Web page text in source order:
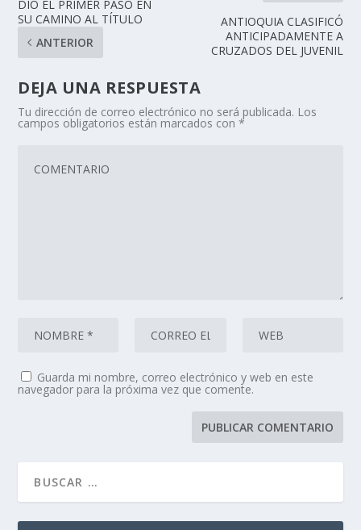
DIÓ EL PRIMER PASO EN
SU CAMINO AL TÍTULO
ANTERIOR
ANTIOQUIA CLASIFICÓ
ANTICIPADAMENTE A
CRUZADOS DEL JUVENIL
DEJA UNA RESPUESTA
Tu dirección de correo electrónico no será publicada. Los
campos obligatorios están marcados con*
Guarda mi nombre, correo electrónico y web en este
navegador para la próxima vez que comente.